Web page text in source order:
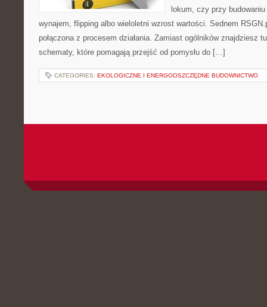
lokum, czy przy
wynajem, flipping albo wieloletni wzrost wartości. Sednem
połączona z procesem działania. Zamiast ogólników znajdziesz
schematy, które pomagają przejść od pomysłu do […]
CATEGORIES: EKOLOGICZNE I ENERGOOSZCZĘDNE BUDOWNICTWO